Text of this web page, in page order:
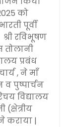
को
पूर्वी
श्री रविभूषण
तोलानी
प्रबंध
, ने माँ
व पुष्पार्चन
विद्यालय
(क्षेत्रीय
ने कराया |